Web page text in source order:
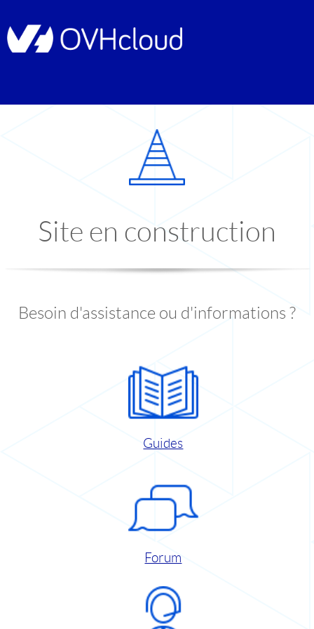
Site en construction
Besoin d'assistance ou d'informations ?
Guides
Forum